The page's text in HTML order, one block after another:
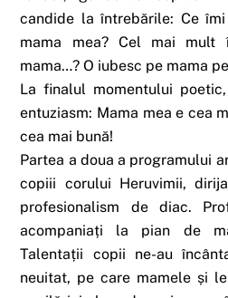
candide la întrebările: Ce
mama mea? Cel mai
mama…? O iubesc pe mama
La finalul momentului
entuziasm: Mama mea e cea
cea mai bună!
Partea a doua a programului
copiii corului Heruvimii,
profesionalism de diac.
acompaniați la pian de
Talentații copii ne-au
neuitat, pe care mamele și